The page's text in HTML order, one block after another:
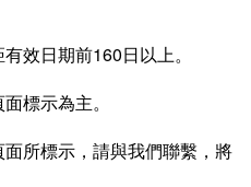
效日期前160日以上。
標示為主。
所標示，請與我們聯繫，將